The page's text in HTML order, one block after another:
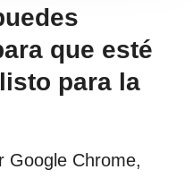
que esté
para la
Google Chrome,